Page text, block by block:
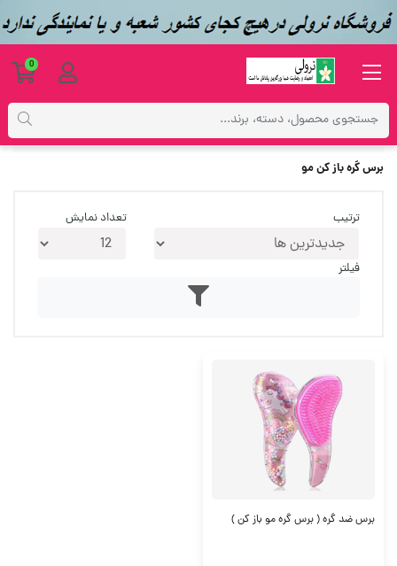
برس گره باز کن مو
ترتیب تعداد نمایش
فیلتر
برس ضد گره ( برس گره مو باز کن )
0